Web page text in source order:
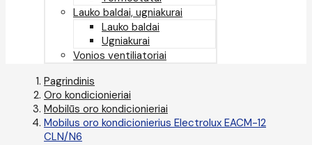
Lauko baldai, ugniakurai
Lauko baldai
Ugniakurai
Vonios ventiliatoriai
Pagrindinis
Oro kondicionieriai
Mobilūs oro kondicionieriai
Mobilus oro kondicionierius Electrolux EACM-12
CLN/N6